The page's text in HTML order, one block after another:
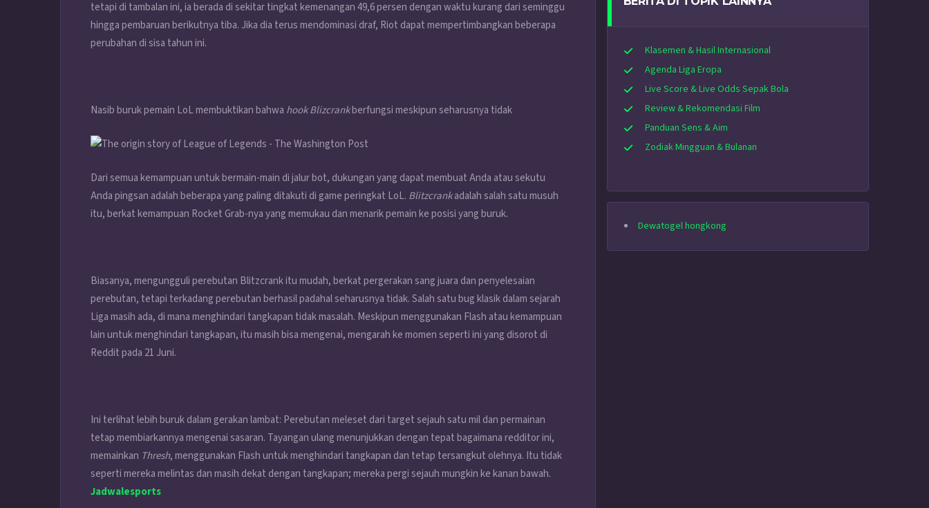
tetapi di tambalan ini, ia berada di sekitar tingkat kemenangan 49,6 persen dengan waktu kurang dari seminggu
hingga pembaruan berikutnya tiba. Jika dia terus mendominasi draf, Riot dapat mempertimbangkan beberapa
perubahan di sisa tahun ini.
Nasib buruk pemain LoL membuktikan bahwa hook Blizcrankberfungsi meskipun seharusnya tidak
Dari semua kemampuan untuk bermain-main di jalur bot, dukungan yang dapat membuat Anda atau sekutu
Anda pingsan adalah beberapa yang paling ditakuti di game peringkat LoL. Blitzcrankadalah salah satu musuh
itu, berkat kemampuan Rocket Grab-nya yang memukau dan menarik pemain ke posisi yang buruk.
Biasanya, mengungguli perebutan Blitzcrank itu mudah, berkat pergerakan sang juara dan penyelesaian
perebutan, tetapi terkadang perebutan berhasil padahal seharusnya tidak. Salah satu bug klasik dalam sejarah
Liga masih ada, di mana menghindari tangkapan tidak masalah. Meskipun menggunakan Flash atau kemampuan
lain untuk menghindari tangkapan, itu masih bisa mengenai, mengarah ke momen seperti ini yang disorot di
Reddit pada 21 Juni.
Ini terlihat lebih buruk dalam gerakan lambat: Perebutan meleset dari target sejauh satu mil dan permainan
tetap membiarkannya mengenai sasaran. Tayangan ulang menunjukkan dengan tepat bagaimana redditor ini,
memainkan Thresh, menggunakan Flash untuk menghindari tangkapan dan tetap tersangkut olehnya. Itu tidak
seperti mereka melintas dan masih dekat dengan tangkapan; mereka pergi sejauh mungkin ke kanan bawah.
Jadwalesports
Klasemen & Hasil Internasional
Agenda Liga Eropa
Live Score & Live Odds Sepak Bola
Review & Rekomendasi Film
Panduan Sens & Aim
Zodiak Mingguan & Bulanan
Dewatogel hongkong